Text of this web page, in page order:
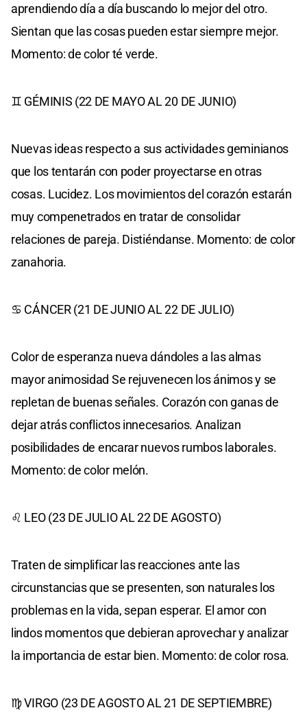
aprendiendo día a día buscando lo mejor del otro.
Sientan que las cosas pueden estar siempre mejor.
Momento: de color té verde.
♊ GÉMINIS (22 DE MAYO AL 20 DE JUNIO)
Nuevas ideas respecto a sus actividades geminianos
que los tentarán con poder proyectarse en otras
cosas. Lucidez. Los movimientos del corazón estarán
muy compenetrados en tratar de consolidar
relaciones de pareja. Distiéndanse. Momento: de color
zanahoria.
♋ CÁNCER (21 DE JUNIO AL 22 DE JULIO)
Color de esperanza nueva dándoles a las almas
mayor animosidad Se rejuvenecen los ánimos y se
repletan de buenas señales. Corazón con ganas de
dejar atrás conflictos innecesarios. Analizan
posibilidades de encarar nuevos rumbos laborales.
Momento: de color melón.
♌ LEO (23 DE JULIO AL 22 DE AGOSTO)
Traten de simplificar las reacciones ante las
circunstancias que se presenten, son naturales los
problemas en la vida, sepan esperar. El amor con
lindos momentos que debieran aprovechar y analizar
la importancia de estar bien. Momento: de color rosa.
♍ VIRGO (23 DE AGOSTO AL 21 DE SEPTIEMBRE)